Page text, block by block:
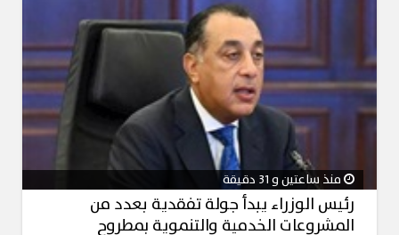
منذ ساعتين و 31 دقيقة
رئيس الوزراء يبدأ جولة تفقدية بعدد من
المشروعات الخدمية والتنموية بمطروح